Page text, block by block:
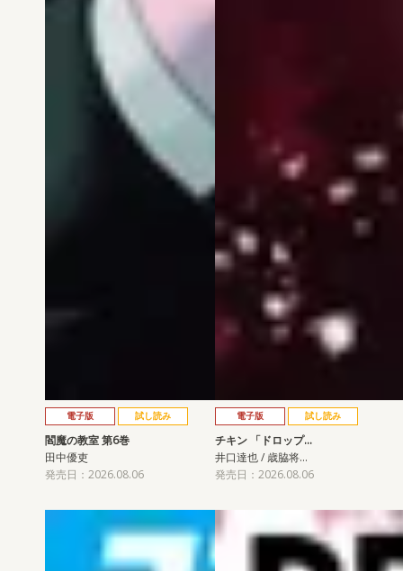
電子版 試し読み
閻魔の教室 第6巻
田中優吏
発売日：2026.08.06
電子版 試し読み
チキン 「ドロップ…
井口達也 / 歳脇将…
発売日：2026.08.06